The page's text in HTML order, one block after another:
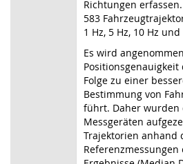
Richtungen
583
1 Hz, 5 Hz, 10 Hz
Es wird
Positionsgenauigkeit
Folge zu einer
Bestimmung von
führt. Daher wurden
Messgeräten
Trajektorien anhand